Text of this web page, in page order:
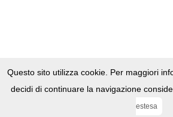
Questo sito utilizza cookie. Per maggiori
decidi di continuare la navigazione
estesa